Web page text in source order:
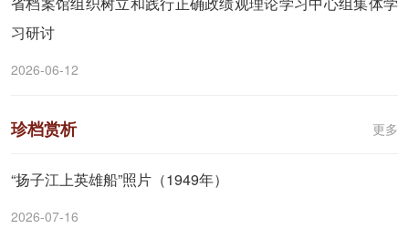
习研讨
2026-06-12
珍档赏析 更多
“扬子江上英雄船”照片（1949年）
2026-07-16